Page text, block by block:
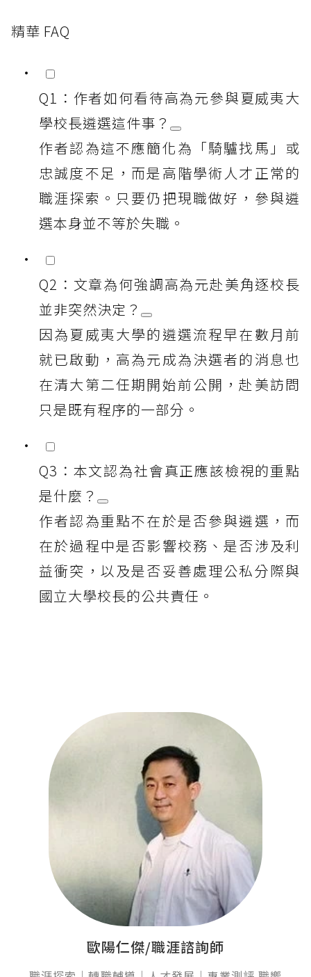
精華 FAQ
Q1：作者如何看待高為元參與夏威夷大
學校長遴選這件事？
作者認為這不應簡化為「騎驢找馬」或
忠誠度不足，而是高階學術人才正常的
職涯探索。只要仍把現職做好，參與遴
選本身並不等於失職。
Q2：文章為何強調高為元赴美角逐校長
並非突然決定？
因為夏威夷大學的遴選流程早在數月前
就已啟動，高為元成為決選者的消息也
在清大第二任期開始前公開，赴美訪問
只是既有程序的一部分。
Q3：本文認為社會真正應該檢視的重點
是什麼？
作者認為重點不在於是否參與遴選，而
在於過程中是否影響校務、是否涉及利
益衝突，以及是否妥善處理公私分際與
國立大學校長的公共責任。
歐陽仁傑/職涯諮詢師